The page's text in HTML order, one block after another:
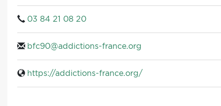
03 84 21 08 20
bfc90@addictions-france.org
https://addictions-france.org/